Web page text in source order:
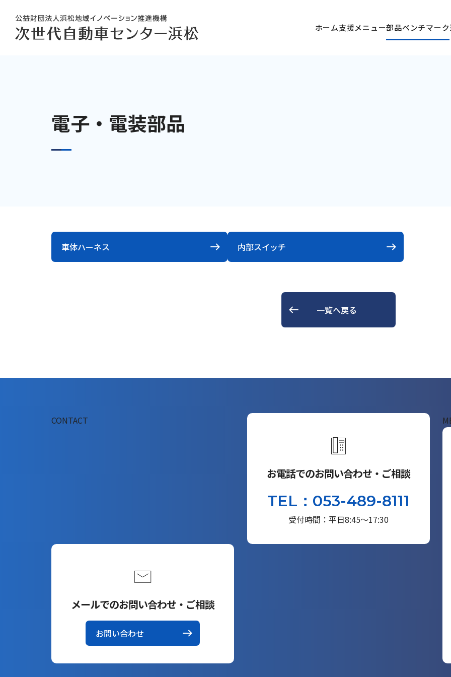
ホーム支援メニュー部品ベンチマーク
電子・電装部品
車体ハーネス 内部スイッチ
一覧へ戻る
CONTACT
お電話でのお問い合わせ・ご相談
TEL：053-489-8111
受付時間：平日8:45～17:30
メールでのお問い合わせ・ご相談
お問い合わせ